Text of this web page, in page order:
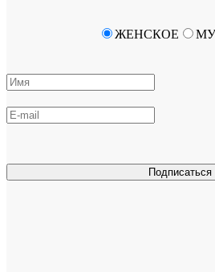
Подписаться
ЖЕНСКОЕ